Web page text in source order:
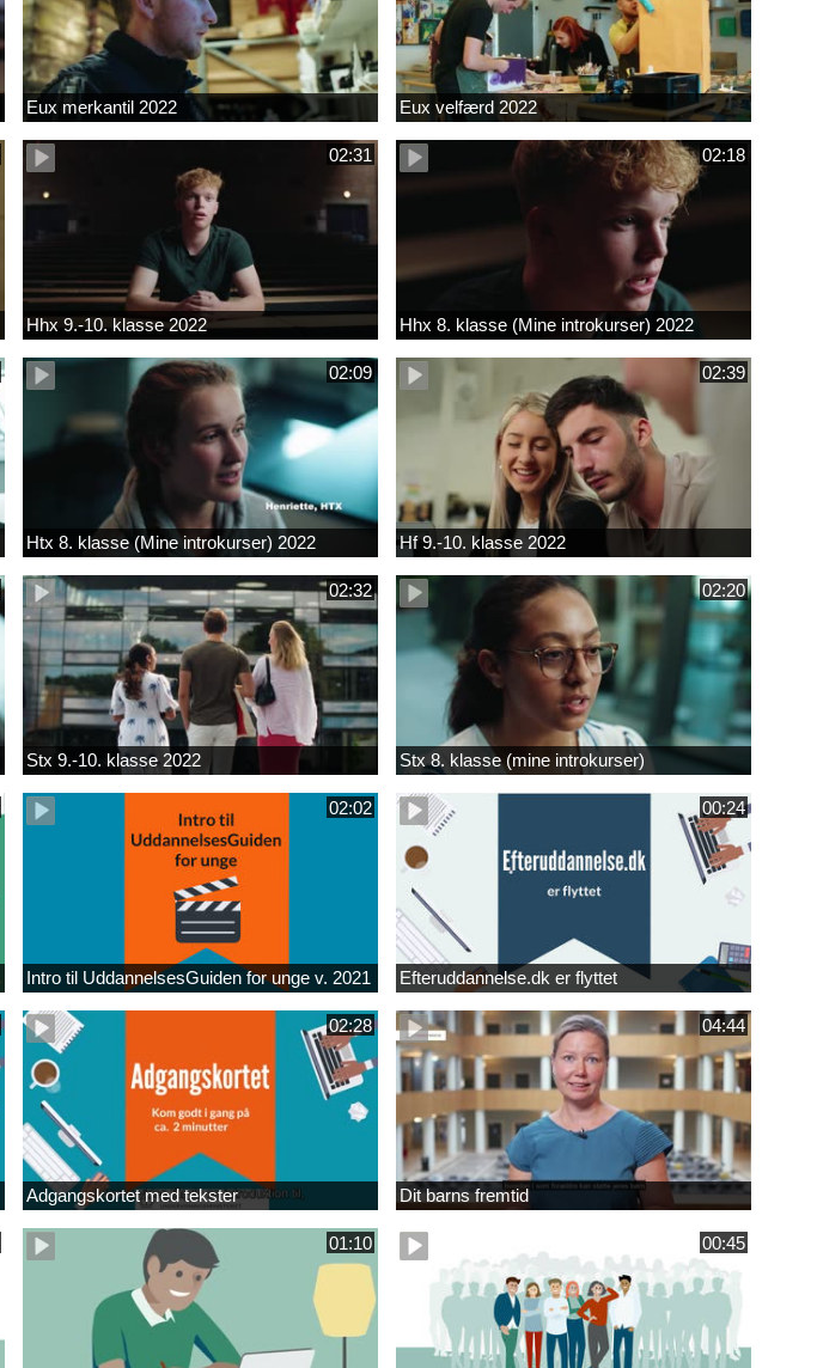
Eux merkantil 2022 Eux velfærd 2022
02:31
Hhx 9.-10. klasse 2022
02:18
Hhx 8. klasse (Mine introkurser) 2022
02:09
Htx 8. klasse (Mine introkurser) 2022
02:39
Hf 9.-10. klasse 2022
02:32
Stx 9.-10. klasse 2022
02:20
Stx 8. klasse (mine introkurser)
02:02
Intro til UddannelsesGuiden for unge v. 2021
00:24
Efteruddannelse.dk er flyttet
02:28
Adgangskortet med tekster
04:44
Dit barns fremtid
01:10 00:45